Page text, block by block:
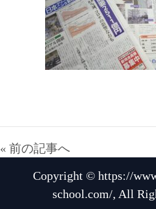
« 前の記事へ
Copyright © https://
school.com/, All